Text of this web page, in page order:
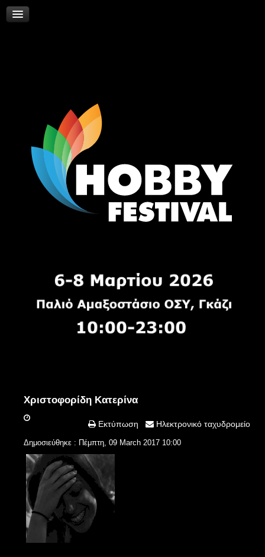
Χριστοφορίδη Κατερίνα
Εκτύπωση Ηλεκτρονικό ταχυδρομείο
Δημοσιεύθηκε : Πέμπτη, 09 March 2017 10:00